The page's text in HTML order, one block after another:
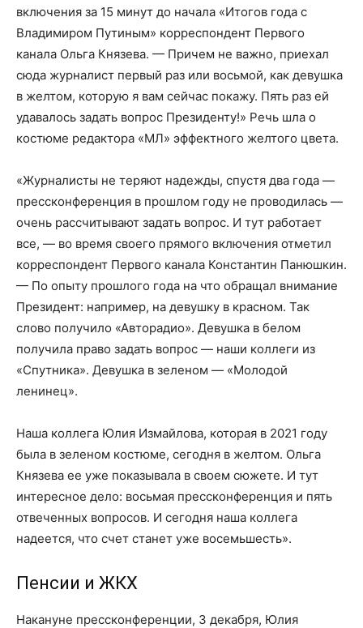
включения за 15 минут до начала «Итогов года с
Владимиром Путиным» корреспондент Первого
канала Ольга Князева. — Причем не важно, приехал
сюда журналист первый раз или восьмой, как девушка
в желтом, которую я вам сейчас покажу. Пять раз ей
удавалось задать вопрос Президенту!» Речь шла о
костюме редактора «МЛ» эффектного желтого цвета.
«Журналисты не теряют надежды, спустя два года —
пресс­конференция в прошлом году не проводилась —
очень рассчитывают задать вопрос. И тут работает
все, — во время своего прямого включения отметил
корреспондент Первого канала Константин Панюшкин.
— По опыту прошлого года на что обращал внимание
Президент: например, на девушку в красном. Так
слово получило «Авторадио». Девушка в белом
получила право задать вопрос — наши коллеги из
«Спутника». Девушка в зеленом — «Молодой
ленинец».
Наша коллега Юлия Измайлова, которая в 2021 году
была в зеленом костюме, сегодня в желтом. Ольга
Князева ее уже показывала в своем сюжете. И тут
интересное дело: восьмая пресс­конференция и пять
отвеченных вопросов. И сегодня наша коллега
надеется, что счет станет уже восемь­шесть».
Пенсии и ЖКХ
Накануне пресс­конференции, 3 декабря, Юлия